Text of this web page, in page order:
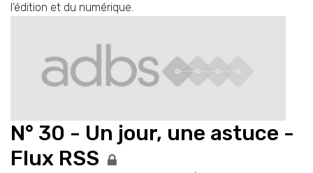
l’édition et du numérique.
N° 30 - Un jour, une astuce -
Flux RSS